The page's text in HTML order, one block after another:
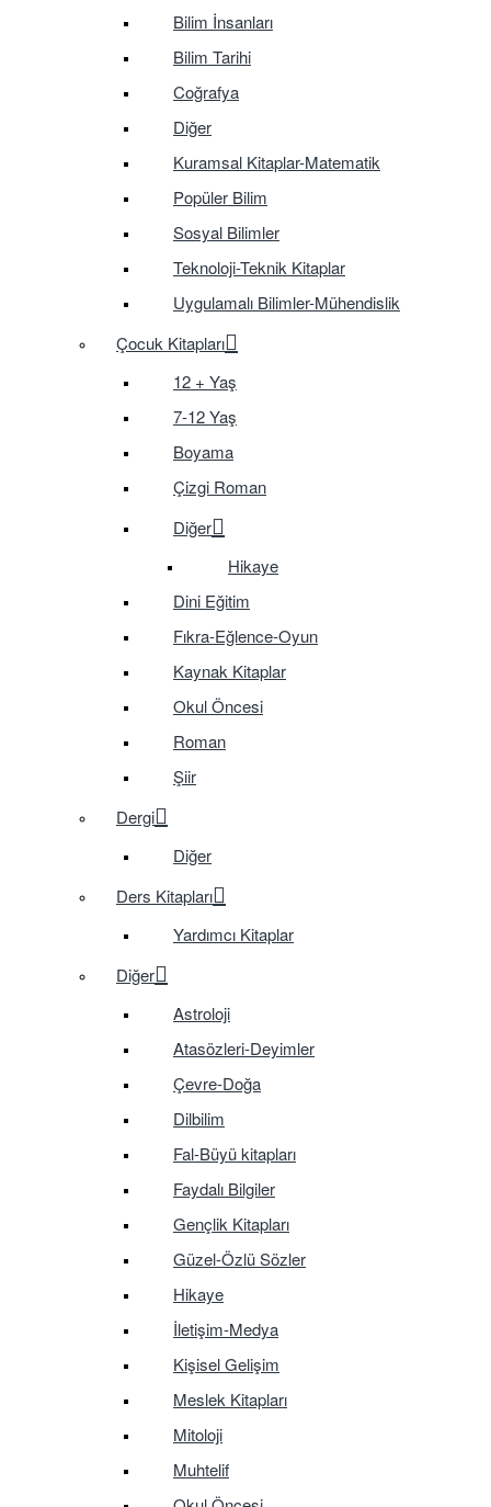
Bilim İnsanları
Bilim Tarihi
Coğrafya
Diğer
Kuramsal Kitaplar-Matematik
Popüler Bilim
Sosyal Bilimler
Teknoloji-Teknik Kitaplar
Uygulamalı Bilimler-Mühendislik
Çocuk Kitapları
12 + Yaş
7-12 Yaş
Boyama
Çizgi Roman
Diğer
Hikaye
Dini Eğitim
Fıkra-Eğlence-Oyun
Kaynak Kitaplar
Okul Öncesi
Roman
Şiir
Dergi
Diğer
Ders Kitapları
Yardımcı Kitaplar
Diğer
Astroloji
Atasözleri-Deyimler
Çevre-Doğa
Dilbilim
Fal-Büyü kitapları
Faydalı Bilgiler
Gençlik Kitapları
Güzel-Özlü Sözler
Hikaye
İletişim-Medya
Kişisel Gelişim
Meslek Kitapları
Mitoloji
Muhtelif